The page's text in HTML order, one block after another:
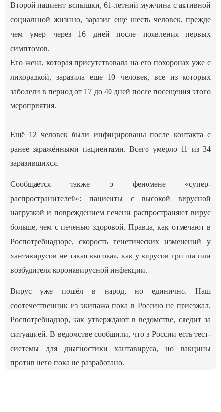
Второй пациент вспышки, 61-летний мужчина с активной
социальной жизнью, заразил еще шесть человек, прежде
чем умер через 16 дней после появления первых
симптомов.
Его жена, которая присутствовала на его похоронах уже с
лихорадкой, заразила еще 10 человек, все из которых
заболели в период от 17 до 40 дней после посещения этого
мероприятия.
Ещё 12 человек были инфицированы после контакта с
ранее заражёнными пациентами. Всего умерло 11 из 34
заразившихся.
Сообщается также о феномене «супер-
распространителей»: пациенты с высокой вирусной
нагрузкой и повреждением печени распространяют вирус
больше, чем с печенью здоровой. Правда, как отмечают в
Роспотребнадзоре, скорость генетических изменений у
хантавирусов не такая высокая, как у вирусов гриппа или
возбудителя коронавирусной инфекции.
Вирус уже пошёл в народ, но единично. Наш
соотечественник из экипажа пока в Россию не приезжал.
Роспотребнадзор, как утверждают в ведомстве, следит за
ситуацией. В ведомстве сообщили, что в России есть тест-
системы для диагностики хантавируса, но вакцины
против него пока не разработано.